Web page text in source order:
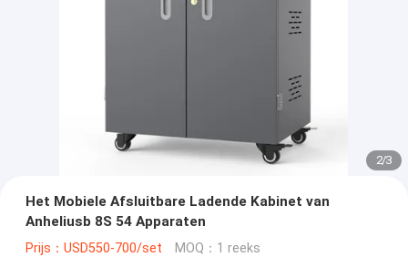
2/3
Het Mobiele Afsluitbare Ladende Kabinet van
Anheliusb 8S 54 Apparaten
Prijs：USD550-700/set MOQ：1 reeks